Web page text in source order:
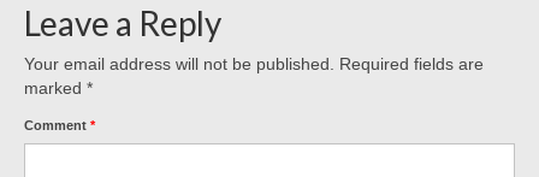
Leave a Reply
Your email address will not be published.
Required fields are
marked *
Comment *